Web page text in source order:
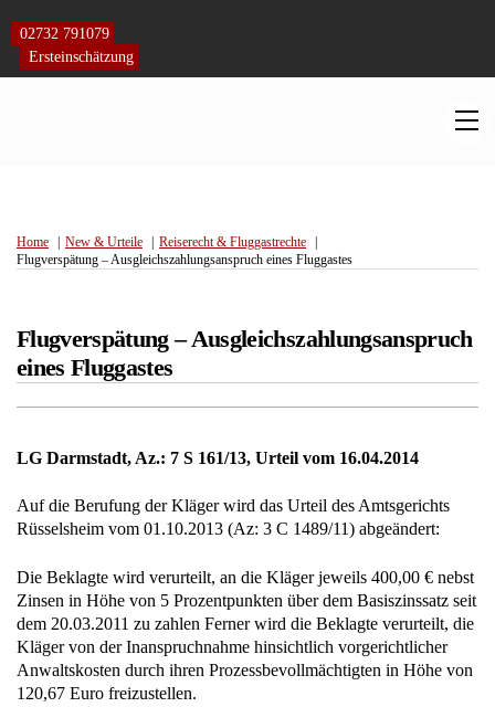
content
02732 791079
Ersteinschätzung
Home New & Urteile
Reiserecht & Fluggastrechte
Flugverspätung – Ausgleichszahlungsanspruch eines Fluggastes
Flugverspätung – Ausgleichszahlungsanspruch
eines Fluggastes
LG Darmstadt, Az.: 7 S 161/13, Urteil vom 16.04.2014
Auf die Berufung der Kläger wird das Urteil des Amtsgerichts
Rüsselsheim vom 01.10.2013 (Az: 3 C 1489/11) abgeändert:
Die Beklagte wird verurteilt, an die Kläger jeweils 400,00 € nebst
Zinsen in Höhe von 5 Prozentpunkten über dem Basiszinssatz seit
dem 20.03.2011 zu zahlen Ferner wird die Beklagte verurteilt, die
Kläger von der Inanspruchnahme hinsichtlich vorgerichtlicher
Anwaltskosten durch ihren Prozessbevollmächtigten in Höhe von
120,67 Euro freizustellen.